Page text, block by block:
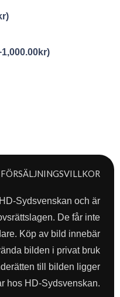
)
1,000.00kr)
FÖRSÄLJNINGSVILLKOR
Sydsvenskan och är
De får inte
Köp av bild innebär
bilden i privat bruk
till bilden ligger
hos HD-Sydsvenskan.